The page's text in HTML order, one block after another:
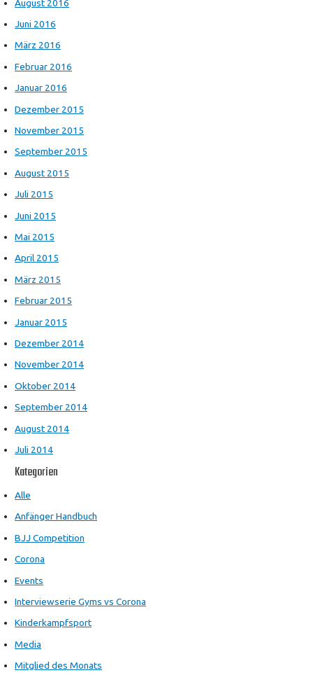
August 2016
Juni 2016
März 2016
Februar 2016
Januar 2016
Dezember 2015
November 2015
September 2015
August 2015
Juli 2015
Juni 2015
Mai 2015
April 2015
März 2015
Februar 2015
Januar 2015
Dezember 2014
November 2014
Oktober 2014
September 2014
August 2014
Juli 2014
Kategorien
Alle
Anfänger Handbuch
BJJ Competition
Corona
Events
Interviewserie Gyms vs Corona
Kinderkampfsport
Media
Mitglied des Monats